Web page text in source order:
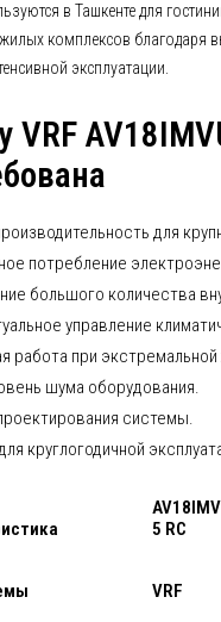
в Ташкенте для
комплексов благодаря
эксплуатации.
VRF
для
потребление
большого количества
управление
работа при
шума оборудования.
системы.
круглогодичной
5 RC
VRF